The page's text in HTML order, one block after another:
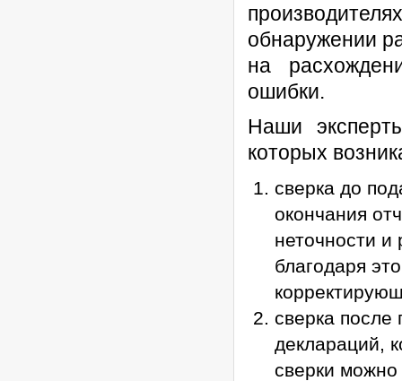
обнаружении
на
ошибки.
Наши
которых
сверка до
окончания
неточности
благодаря
сверка после
деклараций,
сверки можно